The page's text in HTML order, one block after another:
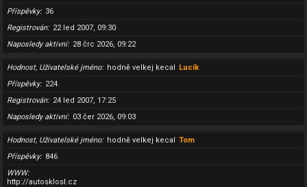
Příspěvky
36
Registrován
22 led 2007, 09:30
Naposledy aktivní
28 črc 2026, 09:22
Hodnost, Uživatelské jméno hodně velkej kecal Lucík
Příspěvky
224
Registrován
24 led 2007, 17:25
Naposledy aktivní
03 čer 2026, 09:03
Hodnost, Uživatelské jméno hodně velkej kecal Tom
Příspěvky
846
WWW
http://autosklosl.cz